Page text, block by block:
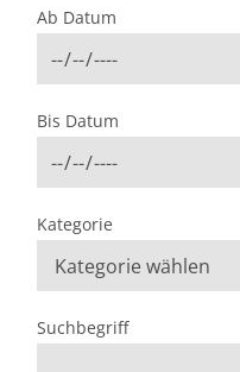
Ab Datum
Bis Datum
Kategorie
Suchbegriff